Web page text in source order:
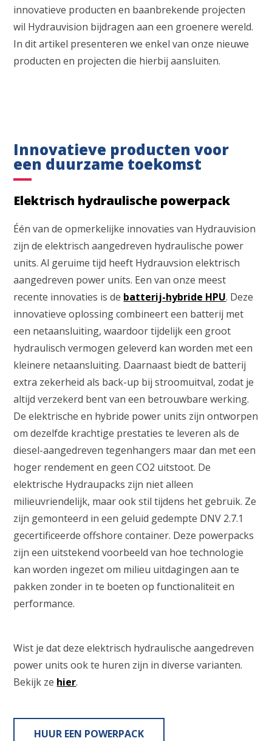
innovatieve producten en baanbrekende projecten
wil Hydrauvision bijdragen aan een groenere wereld.
In dit artikel presenteren we enkel van onze nieuwe
producten en projecten die hierbij aansluiten.
Innovatieve producten voor
een duurzame toekomst
Elektrisch hydraulische powerpack
Één van de opmerkelijke innovaties van Hydrauvision
zijn de elektrisch aangedreven hydraulische power
units. Al geruime tijd heeft Hydrauvsion elektrisch
aangedreven power units. Een van onze meest
recente innovaties is de batterij-hybride HPU. Deze
innovatieve oplossing combineert een batterij met
een netaansluiting, waardoor tijdelijk een groot
hydraulisch vermogen geleverd kan worden met een
kleinere netaansluiting. Daarnaast biedt de batterij
extra zekerheid als back-up bij stroomuitval, zodat je
altijd verzekerd bent van een betrouwbare werking.
De elektrische en hybride power units zijn ontworpen
om dezelfde krachtige prestaties te leveren als de
diesel-aangedreven tegenhangers maar dan met een
hoger rendement en geen CO2 uitstoot. De
elektrische Hydraupacks zijn niet alleen
milieuvriendelijk, maar ook stil tijdens het gebruik. Ze
zijn gemonteerd in een geluid gedempte DNV 2.7.1
gecertificeerde offshore container. Deze powerpacks
zijn een uitstekend voorbeeld van hoe technologie
kan worden ingezet om milieu uitdagingen aan te
pakken zonder in te boeten op functionaliteit en
performance.
Wist je dat deze elektrisch hydraulische aangedreven
power units ook te huren zijn in diverse varianten.
Bekijk ze hier.
HUUR EEN POWERPACK